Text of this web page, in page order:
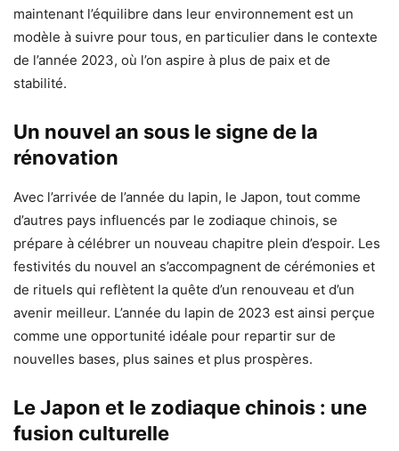
maintenant l’équilibre dans leur environnement est un
modèle à suivre pour tous, en particulier dans le contexte
de l’année 2023, où l’on aspire à plus de paix et de
stabilité.
Un nouvel an sous le signe de la
rénovation
Avec l’arrivée de l’année du lapin, le Japon, tout comme
d’autres pays influencés par le zodiaque chinois, se
prépare à célébrer un nouveau chapitre plein d’espoir. Les
festivités du nouvel an s’accompagnent de cérémonies et
de rituels qui reflètent la quête d’un renouveau et d’un
avenir meilleur. L’année du lapin de 2023 est ainsi perçue
comme une opportunité idéale pour repartir sur de
nouvelles bases, plus saines et plus prospères.
Le Japon et le zodiaque chinois : une
fusion culturelle